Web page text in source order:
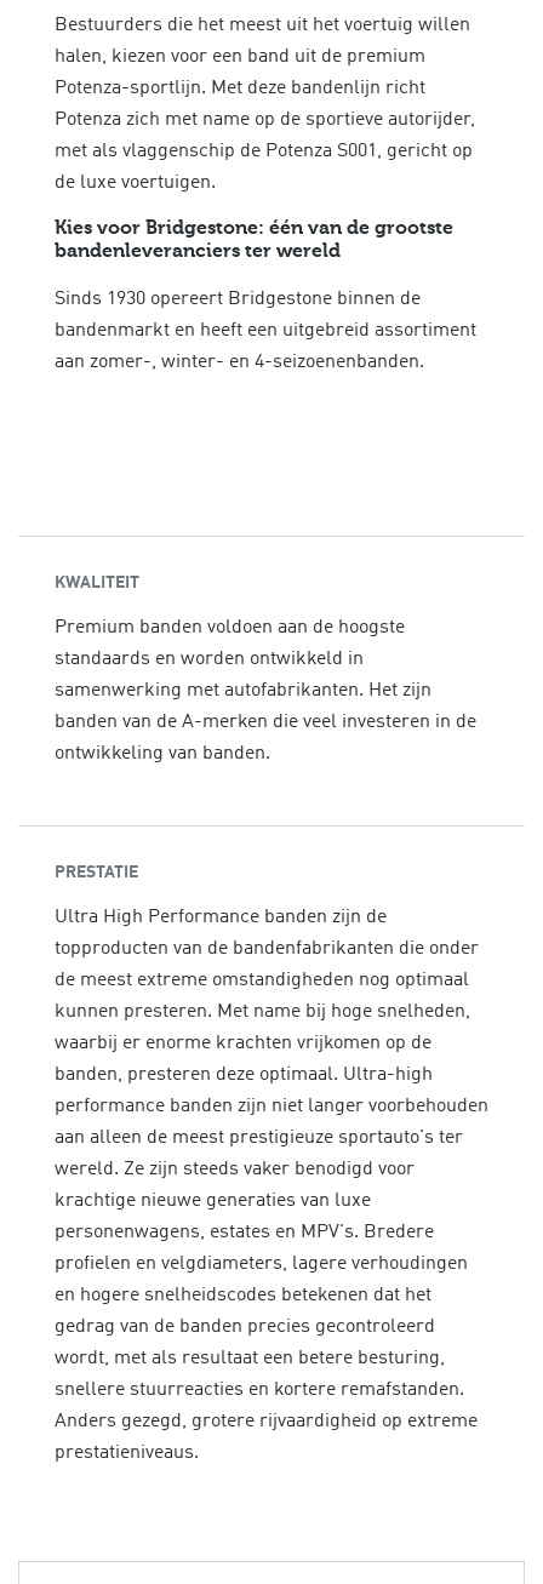
Bestuurders die het meest uit het voertuig willen
halen, kiezen voor een band uit de premium
Potenza-sportlijn. Met deze bandenlijn richt
Potenza zich met name op de sportieve autorijder,
met als vlaggenschip de Potenza S001, gericht op
de luxe voertuigen.
Kies voor Bridgestone: één van de grootste
bandenleveranciers ter wereld
Sinds 1930 opereert Bridgestone binnen de
bandenmarkt en heeft een uitgebreid assortiment
aan zomer-, winter- en 4-seizoenenbanden.
KWALITEIT
Premium banden voldoen aan de hoogste
standaards en worden ontwikkeld in
samenwerking met autofabrikanten. Het zijn
banden van de A-merken die veel investeren in de
ontwikkeling van banden.
PRESTATIE
Ultra High Performance banden zijn de
topproducten van de bandenfabrikanten die onder
de meest extreme omstandigheden nog optimaal
kunnen presteren. Met name bij hoge snelheden,
waarbij er enorme krachten vrijkomen op de
banden, presteren deze optimaal. Ultra-high
performance banden zijn niet langer voorbehouden
aan alleen de meest prestigieuze sportauto's ter
wereld. Ze zijn steeds vaker benodigd voor
krachtige nieuwe generaties van luxe
personenwagens, estates en MPV's. Bredere
profielen en velgdiameters, lagere verhoudingen
en hogere snelheidscodes betekenen dat het
gedrag van de banden precies gecontroleerd
wordt, met als resultaat een betere besturing,
snellere stuurreacties en kortere remafstanden.
Anders gezegd, grotere rijvaardigheid op extreme
prestatieniveaus.